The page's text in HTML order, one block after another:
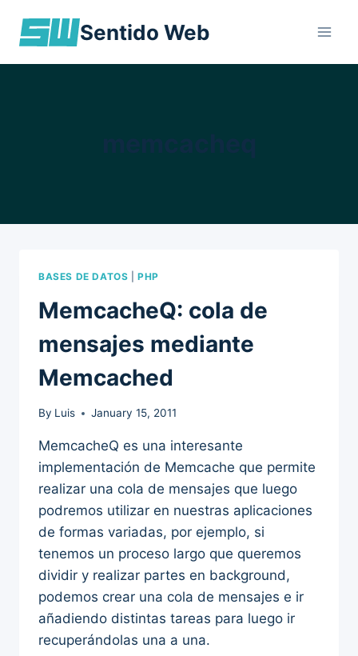
Sentido Web
BASES DE DATOS |PHP
MemcacheQ: cola de
mensajes mediante
Memcached
By Luis January 15, 2011
MemcacheQ es una interesante
implementación de Memcache que permite
realizar una cola de mensajes que luego
podremos utilizar en nuestras aplicaciones
de formas variadas, por ejemplo, si
tenemos un proceso largo que queremos
dividir y realizar partes en background,
podemos crear una cola de mensajes e ir
añadiendo distintas tareas para luego ir
recuperándolas una a una.